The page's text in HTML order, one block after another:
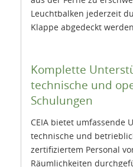
Leuchtbalken jederzeit
Klappe abgedeckt
Komplette
technische und
Schulungen
CEIA bietet umfassende
technische und
zertifiziertem Personal
Räumlichkeiten